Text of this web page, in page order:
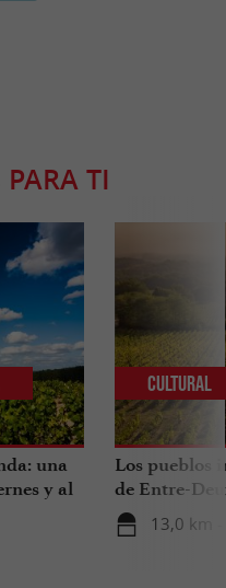
PARA TI
una
y al
Los pueblos
de Entre-
13,0 km -
Cultural